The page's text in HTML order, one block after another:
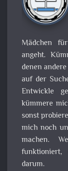
Mädchen
angeht.
denen
auf der
Entwickle
kümmere
sonst
mich noch
machen.
darum.